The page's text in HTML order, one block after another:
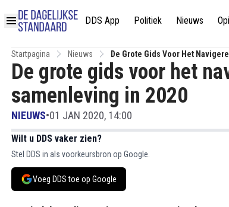
DDS App Politiek Nieuws
Startpagina Nieuws De Grote Gids Voor Het
De grote gids voor het
samenleving in 2020
NIEUWS•01 JAN 2020, 14:00
Wilt u DDS vaker zien?
Stel DDS in als voorkeursbron op Google.
Voeg DDS toe op Google